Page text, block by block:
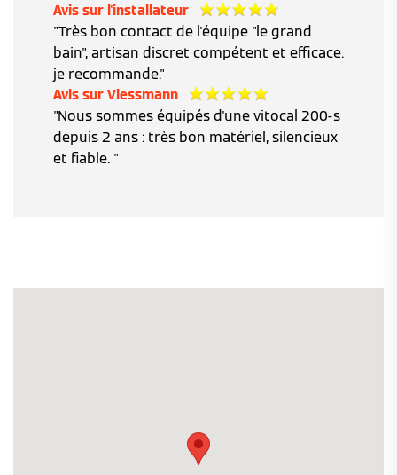
Avis sur l'installateur
"Très bon contact de l'équipe "le grand
bain", artisan discret compétent et efficace.
je recommande."
Avis sur Viessmann
"Nous sommes équipés d'une vitocal 200-s
depuis 2 ans : très bon matériel, silencieux
et fiable. "